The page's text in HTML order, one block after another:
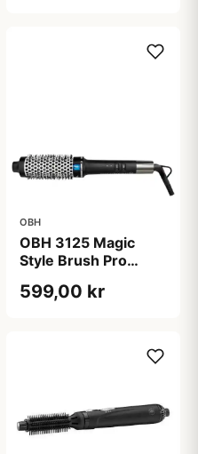
OBH
OBH 3125 Magic
Style Brush Pro
599,00 kr